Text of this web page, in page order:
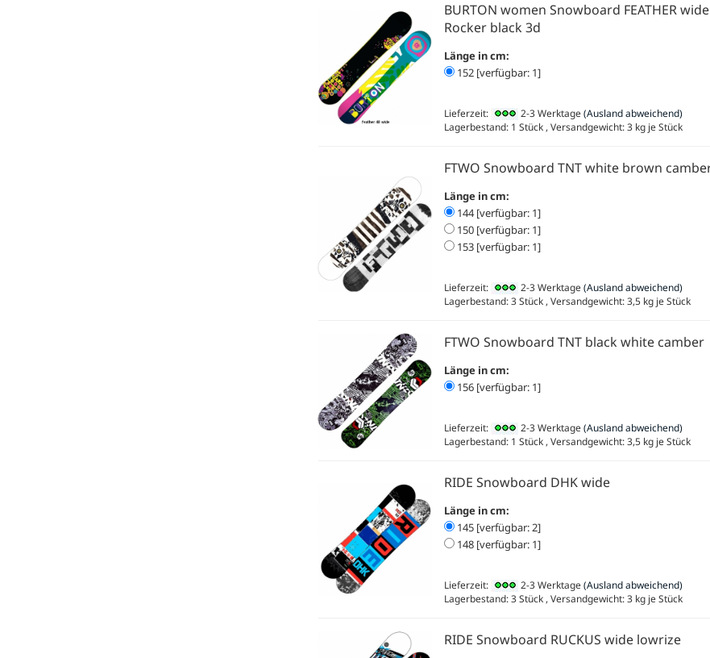
BURTON women Snowboard FEATHER
Rocker black 3d
Länge in cm:
152 [verfügbar: 1]
Lieferzeit: 2-3 Werktage (Ausland abweichend)
Lagerbestand: 1 Stück , Versandgewicht:3kg je Stück
FTWO Snowboard TNT white brown
Länge in cm:
144 [verfügbar: 1]
150 [verfügbar: 1]
153 [verfügbar: 1]
Lieferzeit: 2-3 Werktage (Ausland abweichend)
Lagerbestand: 3 Stück , Versandgewicht:3,5kg je Stück
FTWO Snowboard TNT black white camber
Länge in cm:
156 [verfügbar: 1]
Lieferzeit: 2-3 Werktage (Ausland abweichend)
Lagerbestand: 1 Stück , Versandgewicht:3,5kg je Stück
RIDE Snowboard DHK wide
Länge in cm:
145 [verfügbar: 2]
148 [verfügbar: 1]
Lieferzeit: 2-3 Werktage (Ausland abweichend)
Lagerbestand: 3 Stück , Versandgewicht:3kg je Stück
RIDE Snowboard RUCKUS wide lowrize